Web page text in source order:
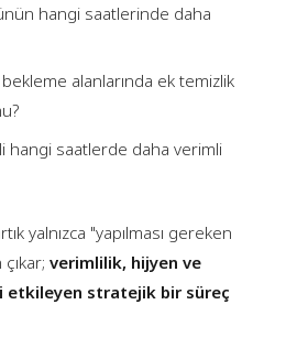
hangi saatlerinde daha
alanlarında ek temizlik
hangi saatlerde daha verimli
yalnızca "yapılması gereken
verimlilik, hijyen ve
etkileyen stratejik bir süreç